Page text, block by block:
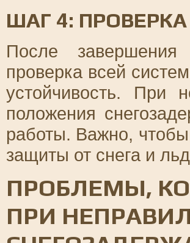
ШАГ 4:
После завершения
проверка всей
устойчивость. При
положения
работы. Важно,
защиты от снега и
ПРОБЛЕМЫ,
ПРИ